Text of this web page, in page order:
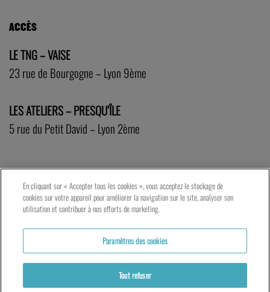
ACCÈS
LE TNG – VAISE
23 rue de Bourgogne – Lyon 9ème
LES ATELIERS – PRESQU’ÎLE
5 rue du Petit David – Lyon 2ème
En cliquant sur « Accepter tous les cookies », vous acceptez le stockage de
cookies sur votre appareil pour améliorer la navigation sur le site, analyser son
utilisation et contribuer à nos efforts de marketing.
Paramètres des cookies
Tout refuser